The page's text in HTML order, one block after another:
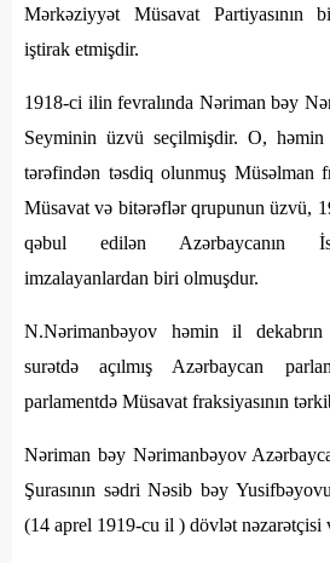
Mərkəziyyət Müsavat Partiyasının
iştirak etmişdir.
1918-ci ilin fevralında Nəriman bəy
Seyminin üzvü seçilmişdir. O,
tərəfindən təsdiq olunmuş Müsəlman
Müsavat və bitərəflər qrupunun üzvü,
qəbul edilən Azərbaycanın
imzalayanlardan biri olmuşdur.
N.Nərimanbəyov həmin il
surətdə açılmış Azərbaycan
parlamentdə Müsavat fraksiyasının
Nəriman bəy Nərimanbəyov
Şurasının sədri Nəsib bəy
(14 aprel 1919-cu il ) dövlət nəzarətçisi